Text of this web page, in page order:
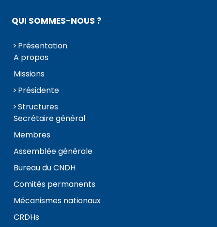
QUI SOMMES-NOUS ?
Présentation
A propos
Missions
Présidente
Structures
Secrétaire général
Membres
Assemblée générale
Bureau du CNDH
Comités permanents
Mécanismes nationaux
CRDHs